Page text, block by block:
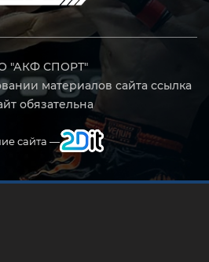
"АКФ СПОРТ"
материалов сайта ссылка
обязательна
сайта —
или Esc, чтобы закрыть